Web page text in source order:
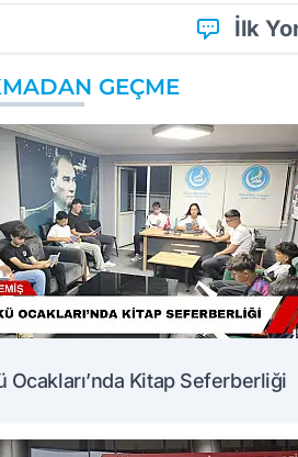
İlk
GEÇME
Ocakları’nda Kitap Seferberliği